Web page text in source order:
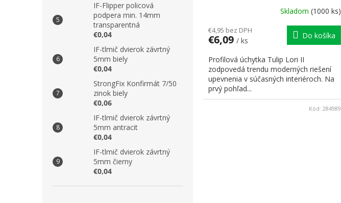
IF-Flipper policová
podpera min. 14mm
transparentná
€0,04
IF-tlmič dvierok závrtný
5mm biely
€0,04
StrongFix Konfirmát 7/50
zinok biely
€0,06
IF-tlmič dvierok závrtný
5mm antracit
€0,04
IF-tlmič dvierok závrtný
5mm čierny
€0,04
Skladom (1000 ks)
€4,95 bez DPH
€6,09 / ks
Do košíka
Profilová úchytka Tulip Lori II
zodpovedá trendu moderných riešení
upevnenia v súčasných interiéroch. Na
prvý pohľad...
Kód: 284989